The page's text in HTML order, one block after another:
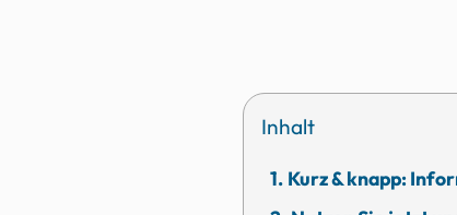
Inhalt
Kurz & knapp: